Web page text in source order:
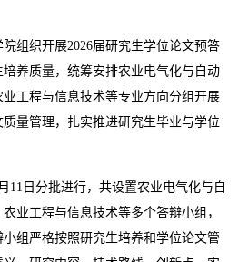
组织开展2026届研究生学位论文预答
养质量，统筹安排农业电气化与自动
工程与信息技术等专业方向分组开展
量管理，扎实推进研究生毕业与学位
11日分批进行，共设置农业电气化与自
业工程与信息技术等多个答辩小组，
组严格按照研究生培养和学位论文管